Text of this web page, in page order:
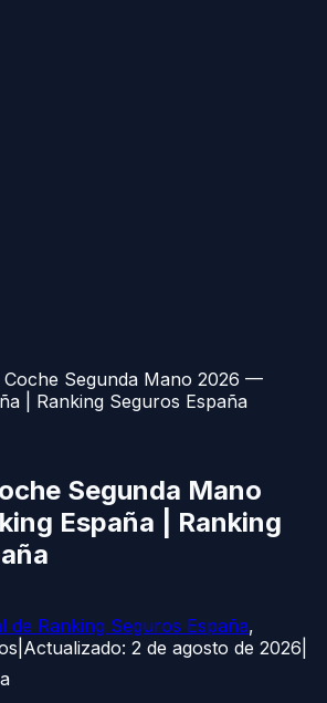
Coche Segunda Mano 2026 —
| Ranking Seguros España
Segunda Mano
España | Ranking
de Ranking Seguros España,
Actualizado: 2 de agosto de 2026